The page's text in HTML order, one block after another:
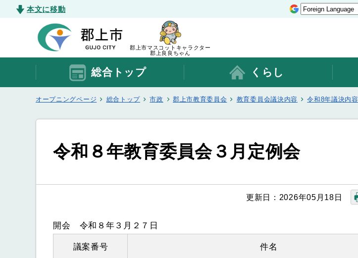
本文に移動
郡上市マスコットキャラクター
郡上良良ちゃん
総合トップ くらし
オープニングページ 総合トップ 市政 郡上市教育委員会 教育委員会議決内容 令和8年議決内容
令和８年教育委員会３月定例会
更新日：2026年05月18日
開会 令和８ 年３ 月２７日
議案番号 件名